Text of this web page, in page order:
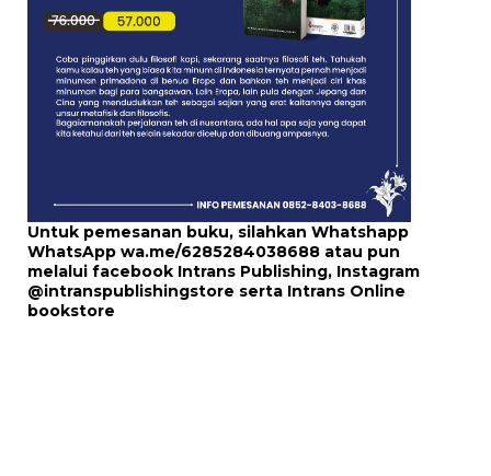
Untuk pemesanan buku, silahkan Whatshapp
WhatsApp wa.me/6285284038688 atau pun
melalui facebook Intrans Publishing, Instagram
@intranspublishingstore serta Intrans Online
bookstore